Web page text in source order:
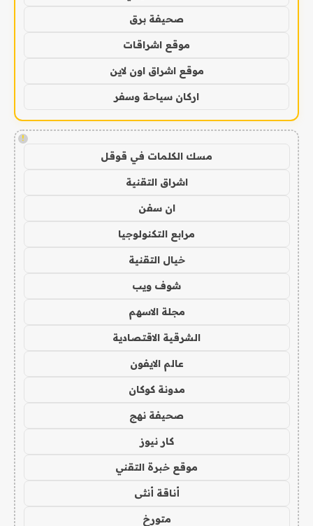
صحيفة برق
موقع اشراقات
موقع اشراق اون لاين
اركان سياحة وسفر
!
مسك الكلمات في قوقل
اشراق التقنية
ان سفن
مرابع التكنولوجيا
خيال التقنية
شوف ويب
مجلة الاسهم
الشرقية الاقتصادية
عالم الايفون
مدونة كوكان
صحيفة نهج
كار نيوز
موقع خبرة التقني
أناقة أنثى
متورخ